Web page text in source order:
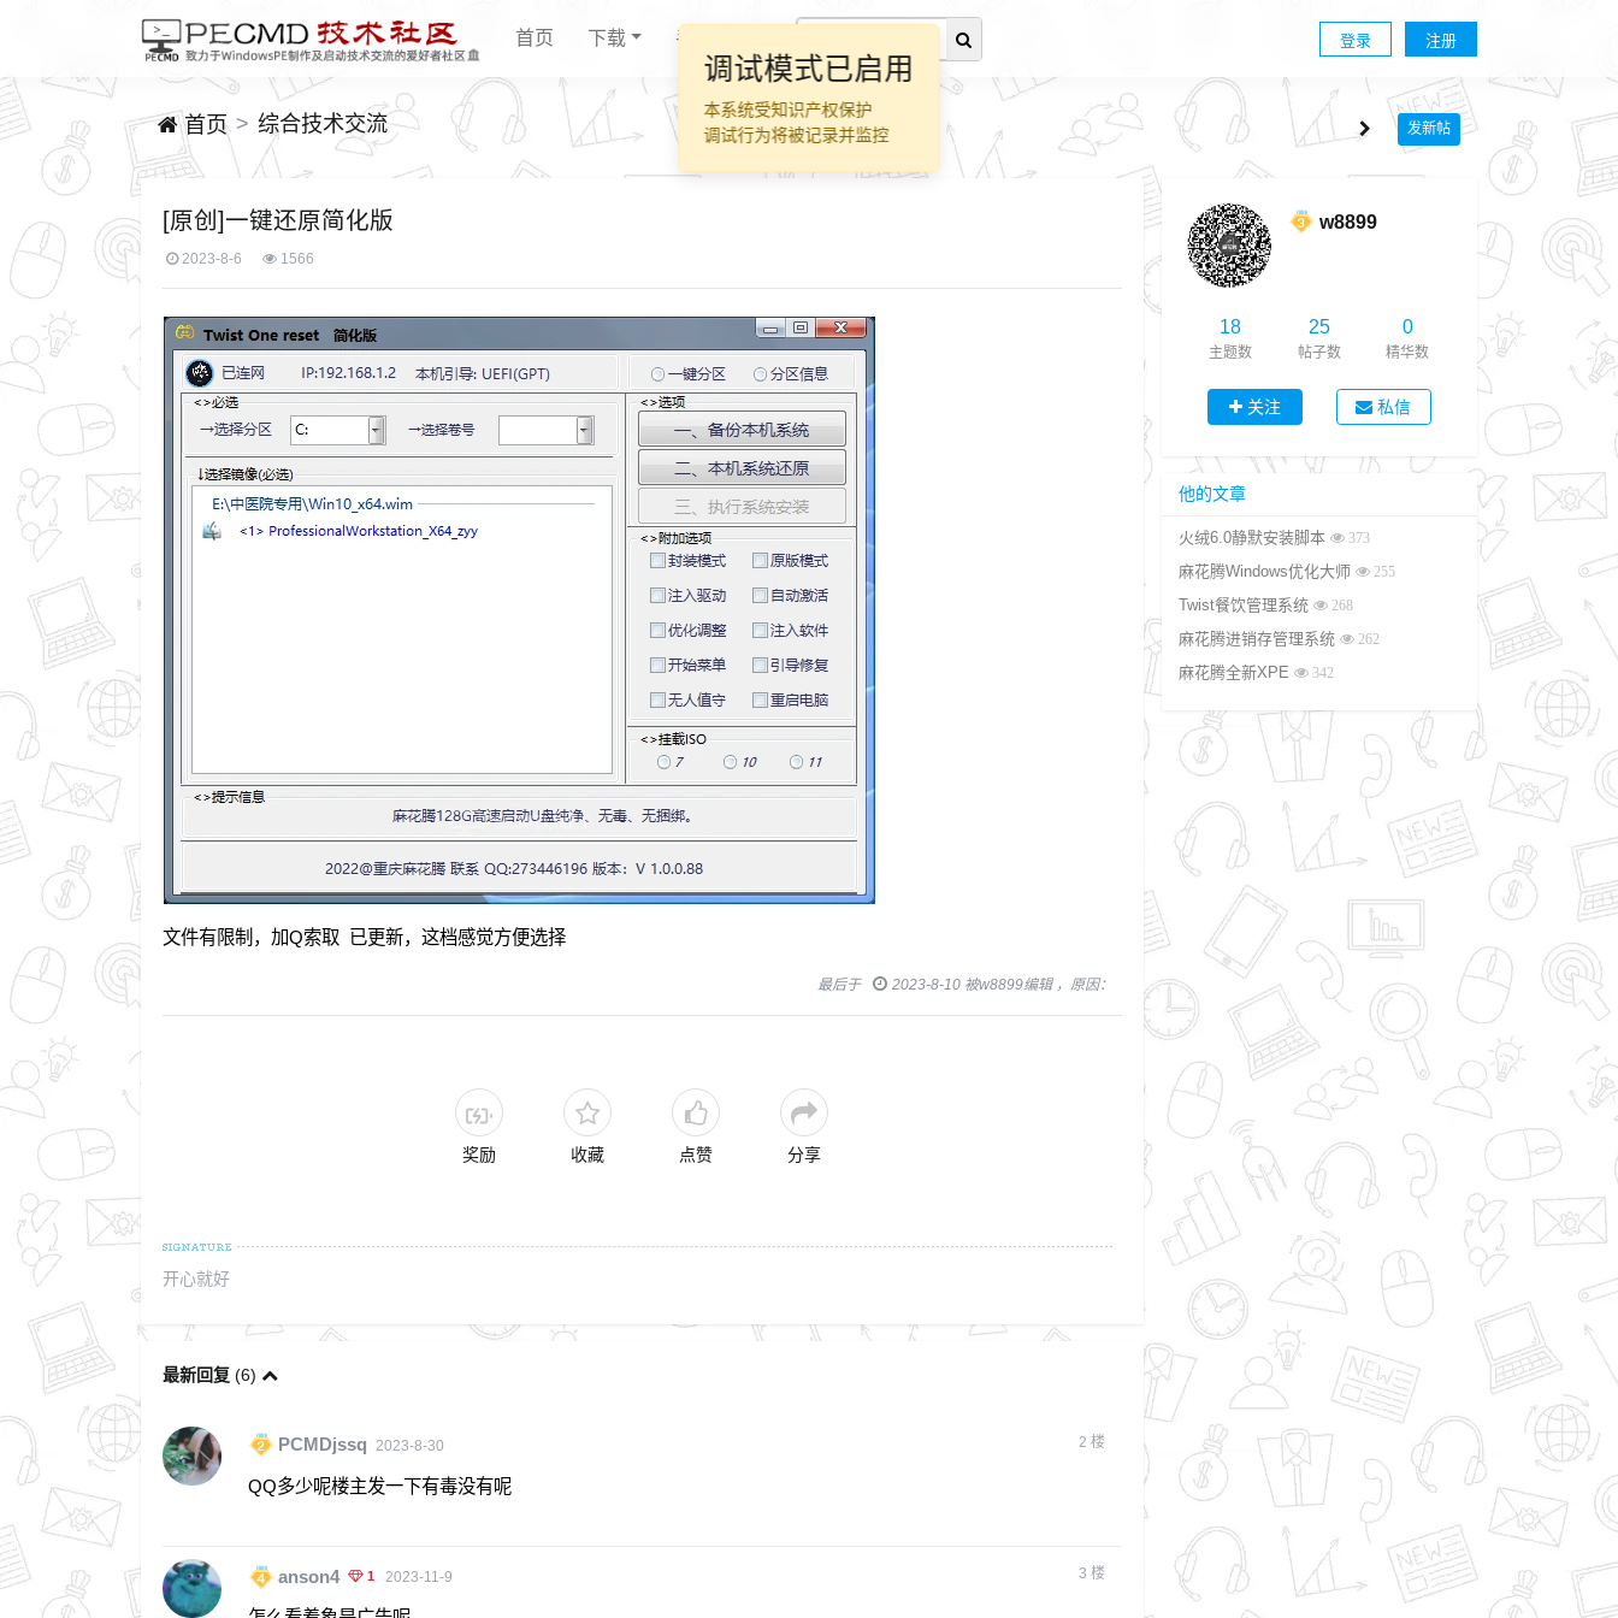
首页 下载 手册 登录 注册
首页 综合技术交流 发新帖
[原创]一键还原简化版
2023-8-6 1566
文件有限制，加Q索取 已更新，这档感觉方便选择
最后于 2023-8-10 被w8899编辑 ，原因：
奖励 收藏 点赞 分享
开心就好
最新回复(6)
PCMDjssq 2023-8-30 2 楼
QQ多少呢楼主发一下有毒没有呢
anson4 1 2023-11-9 3 楼
w8899
18
主题数
25
帖子数
0
精华数
关注 私信
他的文章
火绒6.0静默安装脚本 373
麻花腾Windows优化大师 255
Twist餐饮管理系统 268
麻花腾进销存管理系统 262
麻花腾全新XPE 342
调试模式已启用
本系统受知识产权保护
调试行为将被记录并监控